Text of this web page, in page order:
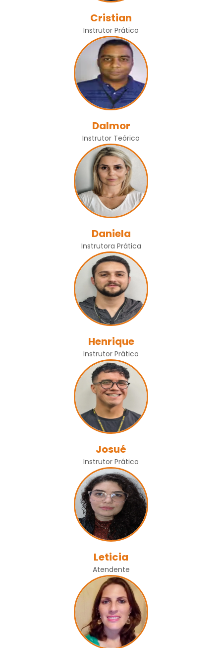
Cristian
Instrutor Prático
Dalmor
Instrutor Teórico
Daniela
Instrutora Prática
Henrique
Instrutor Prático
Josué
Instrutor Prático
Leticia
Atendente